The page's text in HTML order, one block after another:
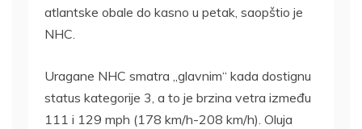
atlantske obale do kasno u petak, saopštio je
NHC.
Uragane NHC smatra „glavnim“ kada dostignu
status kategorije 3, a to je brzina vetra između
111 i 129 mph (178 km/h-208 km/h). Oluja